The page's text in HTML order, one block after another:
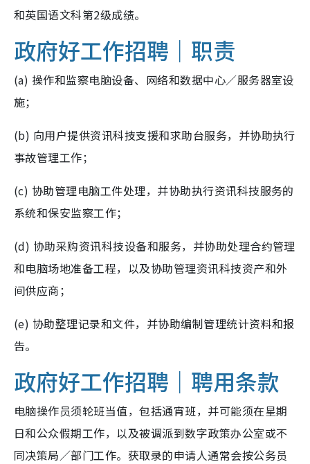
和英国语文科第2级成绩。
政府好工作招聘｜职责
(a) 操作和监察电脑设备、网络和数据中心／服务器室设
施；
(b) 向用户提供资讯科技支援和求助台服务，并协助执行
事故管理工作；
(c) 协助管理电脑工件处理，并协助执行资讯科技服务的
系统和保安监察工作；
(d) 协助采购资讯科技设备和服务，并协助处理合约管理
和电脑场地准备工程，以及协助管理资讯科技资产和外
间供应商；
(e) 协助整理记录和文件，并协助编制管理统计资料和报
告。
政府好工作招聘｜聘用条款
电脑操作员须轮班当值，包括通宵班，并可能须在星期
日和公众假期工作，以及被调派到数字政策办公室或不
同决策局／部门工作。获取录的申请人通常会按公务员